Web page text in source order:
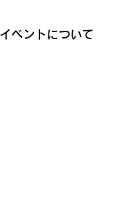
イベントについて